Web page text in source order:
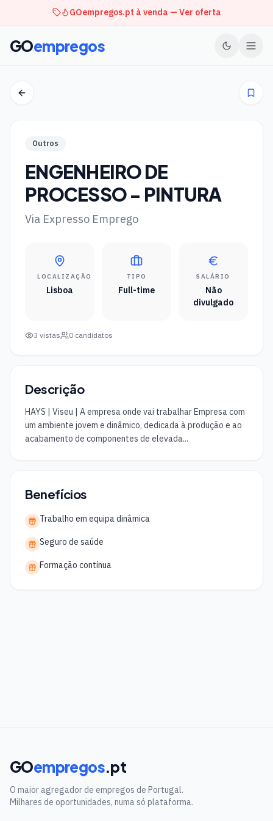
GOempregos.pt à venda — Ver oferta
GOempregos
Outros
ENGENHEIRO DE
PROCESSO - PINTURA
Via Expresso Emprego
LOCALIZAÇÃO
Lisboa
TIPO
Full-time
SALÁRIO
Não
divulgado
3 vistas 0 candidatos
Descrição
HAYS | Viseu | A empresa onde vai trabalhar Empresa com
um ambiente jovem e dinâmico, dedicada à produção e ao
acabamento de componentes de elevada...
Benefícios
Trabalho em equipa dinâmica
Seguro de saúde
Formação contínua
GOempregos.pt
O maior agregador de empregos de Portugal.
Milhares de oportunidades, numa só plataforma.